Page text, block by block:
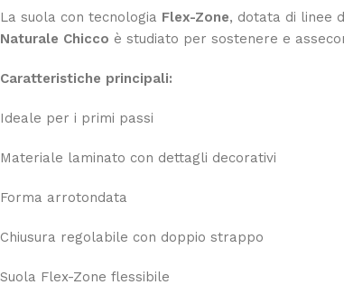
La suola con tecnologia Flex-Zone, dotata di linee
Naturale Chicco è studiato per sostenere e
Caratteristiche principali:
Ideale per i primi passi
Materiale laminato con dettagli decorativi
Forma arrotondata
Chiusura regolabile con doppio strappo
Suola Flex-Zone flessibile